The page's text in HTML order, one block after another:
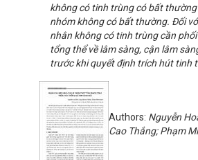
không có tinh trùng có bất
nhóm không có bất thường. Đối
nhân không có tinh trùng cần
tổng thể về lâm sàng, cận lâm
trước khi quyết định trích hút tinh
Authors: Nguyễn
Cao Thắng; Phạm